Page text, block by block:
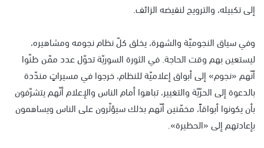
إلى تكبيله، والترويج لنقيضه الزائف.
وفي سياق النجوميّة والشهرة، يخلق كلّ نظام نجومه ومشاهيره،
ليستعين بهم وقت الحاجة. في الثورة السوريّة تحوّل عدد ممّن ظنّوا
أنّهم «نجوم» إلى أبواق إعلاميّة للنظام، خرجوا في مسيراتٍ مندّدة
بالدعوة إلى الحرّيّة والتغيير، تباهوا أمام الناس والإعلام أنّهم يتشرّفون
بأن يكونوا أبواقاً، مخمّنين أنّهم بذلك سيؤثّرون على الناس ويساهمون
بإعادتهم إلى «الحظيرة».